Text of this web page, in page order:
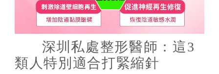
深圳私處整形醫師：這3
類人特別適合打緊縮針